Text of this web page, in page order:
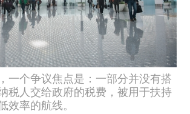
一个争议焦点是：一部分并没有搭
税人交给政府的税费，被用于扶持
效率的航线。